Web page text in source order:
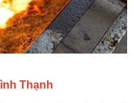
Thạnh